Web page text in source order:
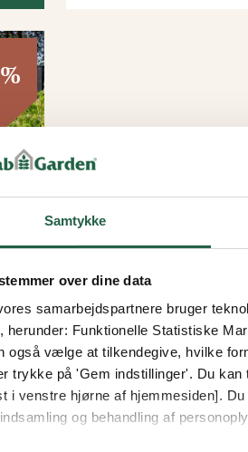
Samtykke
over dine data
samarbejdspartnere bruger
herunder: Funktionelle Statistiske
også vælge at tilkendegive, hvilke
trykke på 'Gem indstillinger'. Du
i venstre hjørne af hjemmesiden].
og behandling af